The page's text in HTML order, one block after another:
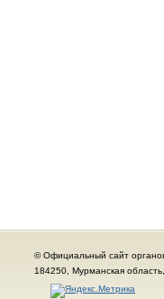
© Официальный сайт
184250, Мурманская